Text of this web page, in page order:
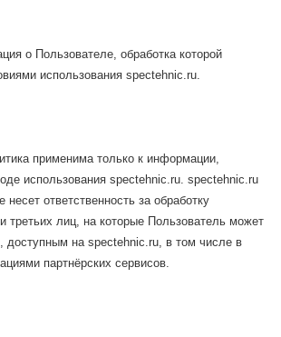
о Пользователе, обработка которой
использования spectehnic.ru.
применима только к информации,
использования spectehnic.ru. spectehnic.ru
несет ответственность за обработку
третьих лиц, на которые Пользователь может
доступным на spectehnic.ru, в том числе в
партнёрских сервисов.